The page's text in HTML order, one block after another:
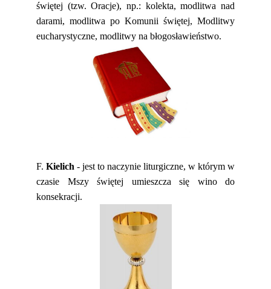
świętej (tzw. Oracje), np.: kolekta, modlitwa nad
darami, modlitwa po Komunii świętej, Modlitwy
eucharystyczne, modlitwy na błogosławieństwo.
F. Kielich - jest to naczynie liturgiczne, w którym w
czasie Mszy świętej umieszcza się wino do
konsekracji.